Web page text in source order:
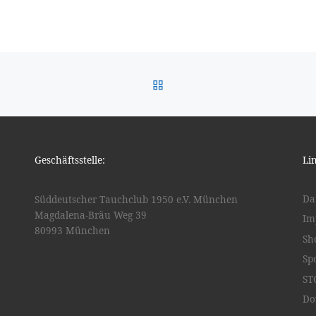
Geschäftsstelle:
Süddeutscher Tauchclub 1950 e.V. München
Magdalena-Bräu Weg 39
80993 München